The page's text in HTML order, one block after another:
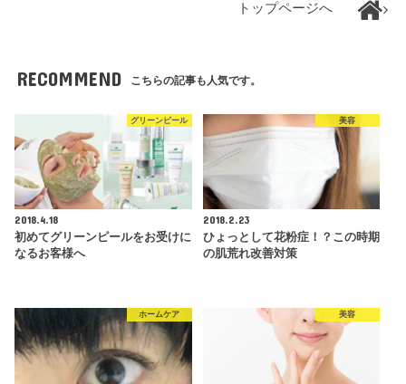
トップページへ
RECOMMEND こちらの記事も人気です。
グリーンピール
2018.4.18
初めてグリーンピールをお受けに
なるお客様へ
美容
2018.2.23
ひょっとして花粉症！？この時期
の肌荒れ改善対策
ホームケア 美容